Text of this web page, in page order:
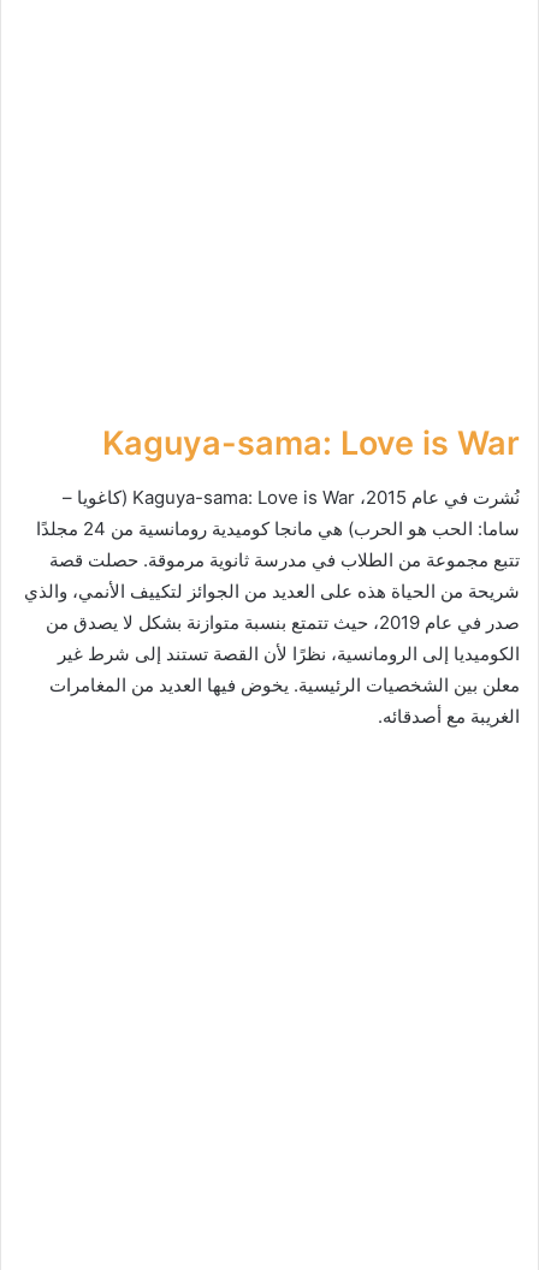
Kaguya-sama: Love is War
نُشرت في عام 2015، Kaguya-sama: Love is War (كاغويا –
ساما: الحب هو الحرب) هي مانجا كوميدية رومانسية من 24 مجلدًا
تتبع مجموعة من الطلاب في مدرسة ثانوية مرموقة. حصلت قصة
شريحة من الحياة هذه على العديد من الجوائز لتكييف الأنمي، والذي
صدر في عام 2019، حيث تتمتع بنسبة متوازنة بشكل لا يصدق من
الكوميديا ​​إلى الرومانسية، نظرًا لأن القصة تستند إلى شرط غير
معلن بين الشخصيات الرئيسية. يخوض فيها العديد من المغامرات
الغريبة مع أصدقائه.